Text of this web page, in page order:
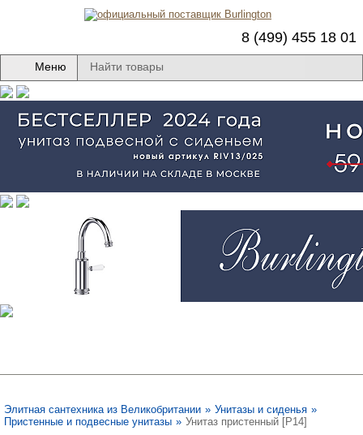
8 (499) 455 18 01
Меню
Элитная сантехника из Великобритании » Унитазы и сиденья »
Пристенные и подвесные унитазы » Унитаз пристенный [P14]